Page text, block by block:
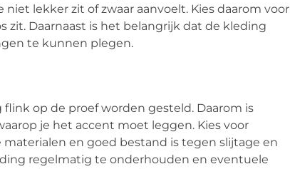
lekker zit of zwaar aanvoelt. Kies daarom voor
zit. Daarnaast is het belangrijk dat de kleding
te kunnen plegen.
op de proef worden gesteld. Daarom is
je het accent moet leggen. Kies voor
en goed bestand is tegen slijtage en
regelmatig te onderhouden en eventuele